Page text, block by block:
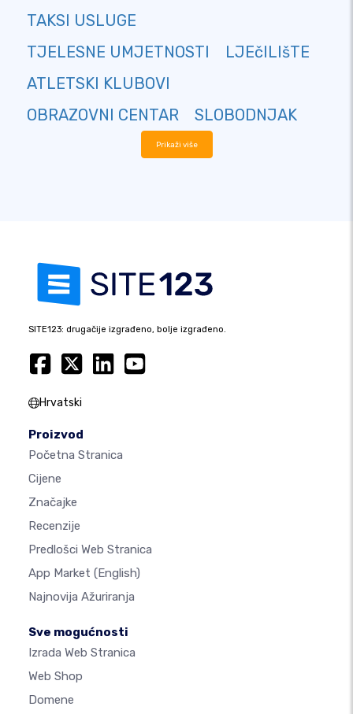
TAKSI USLUGE
TJELESNE UMJETNOSTI
LJEčILIšTE
ATLETSKI KLUBOVI
OBRAZOVNI CENTAR
SLOBODNJAK
Prikaži više
SITE123: drugačije izgrađeno, bolje izgrađeno.
Hrvatski
Proizvod
Početna Stranica
Cijene
Značajke
Recenzije
Predlošci Web Stranica
App Market (English)
Najnovija Ažuriranja
Sve mogućnosti
Izrada Web Stranica
Web Shop
Domene